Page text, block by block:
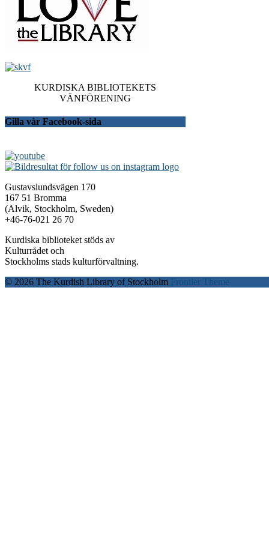
KURDISKA BIBLIOTEKETS
VÄNFÖRENING
Gilla vår Facebook-sida
Gustavslundsvägen 170
167 51 Bromma
(Alvik, Stockholm, Sweden)
+46-76-021 26 70
Kurdiska biblioteket stöds av
Kulturrådet och
Stockholms stads kulturförvaltning.
© 2026 The Kurdish Library of Stockholm Frontier Theme